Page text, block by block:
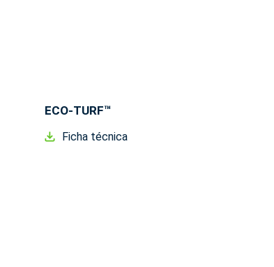
ECO-TURF™
Ficha técnica